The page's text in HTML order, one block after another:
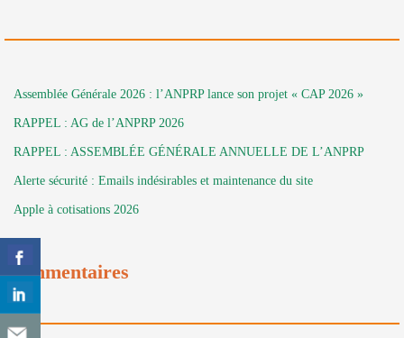
Assemblée Générale 2026 : l’ANPRP lance son projet « CAP 2026 »
RAPPEL : AG de l’ANPRP 2026
RAPPEL : ASSEMBLÉE GÉNÉRALE ANNUELLE DE L’ANPRP
Alerte sécurité : Emails indésirables et maintenance du site
Apple à cotisations 2026
Commentaires